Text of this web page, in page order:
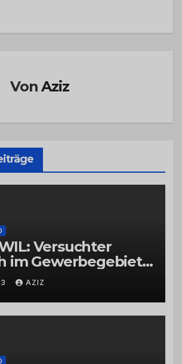
VonAziz
Versuchter
im Gewerbegebiet
AZIZ